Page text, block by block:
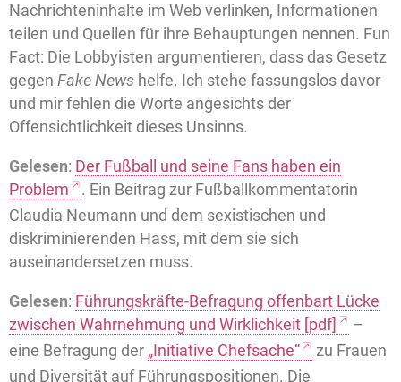
Nachrichteninhalte im Web verlinken, Informationen
teilen und Quellen für ihre Behauptungen nennen. Fun
Fact: Die Lobbyisten argumentieren, dass das Gesetz
gegen Fake News helfe. Ich stehe fassungslos davor
und mir fehlen die Worte angesichts der
Offensichtlichkeit dieses Unsinns.
Gelesen: Der Fußball und seine Fans haben ein
Problem
. Ein Beitrag zur Fußballkommentatorin
Claudia Neumann und dem sexistischen und
diskriminierenden Hass, mit dem sie sich
auseinandersetzen muss.
Gelesen: Führungskräfte-Befragung offenbart Lücke
zwischen Wahrnehmung und Wirklichkeit [pdf]
–
eine Befragung der „Initiative Chefsache“
zu Frauen
und Diversität auf Führungspositionen. Die